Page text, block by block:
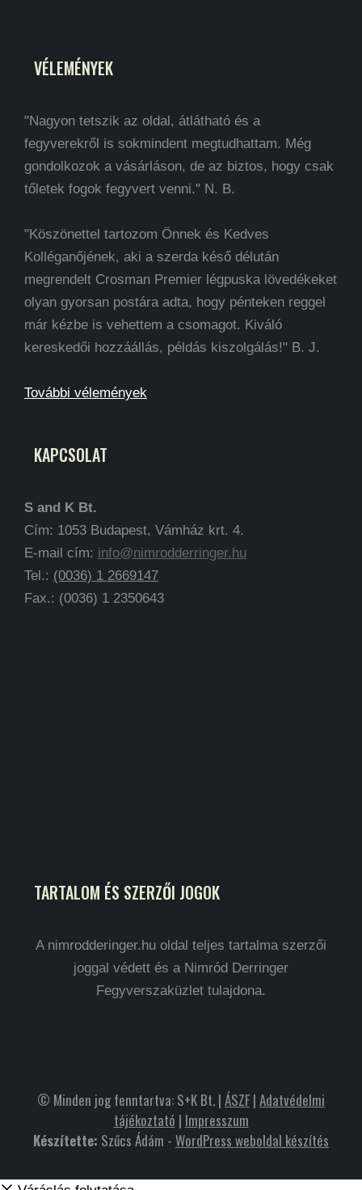
VÉLEMÉNYEK
"Nagyon tetszik az oldal, átlátható és a
fegyverekről is sokmindent megtudhattam. Még
gondolkozok a vásárláson, de az biztos, hogy csak
tőletek fogok fegyvert venni." N. B.
"Köszönettel tartozom Önnek és Kedves
Kolléganőjének, aki a szerda késő délután
megrendelt Crosman Premier légpuska lövedékeket
olyan gyorsan postára adta, hogy pénteken reggel
már kézbe is vehettem a csomagot. Kiváló
kereskedői hozzáállás, példás kiszolgálás!" B. J.
További vélemények
KAPCSOLAT
S and K Bt.
Cím: 1053 Budapest, Vámház krt. 4.
E-mail cím: info@nimrodderringer.hu
Tel.: (0036) 1 2669147
Fax.: (0036) 1 2350643
TARTALOM ÉS SZERZŐI JOGOK
A nimrodderinger.hu oldal teljes tartalma szerzői
joggal védett és a Nimród Derringer
Fegyverszaküzlet tulajdona.
© Minden jog fenntartva: S+K Bt. | ÁSZF| Adatvédelmi
tájékoztató | Impresszum
Készítette: Szűcs Ádám - WordPress weboldal készítés